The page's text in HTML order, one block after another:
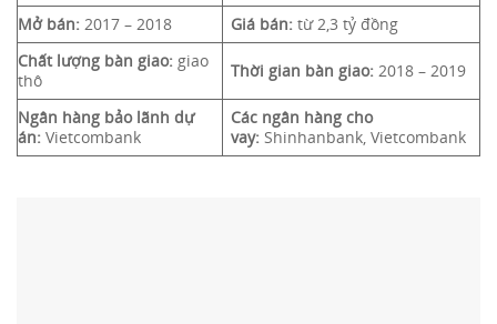
Mở bán: 2017 – 2018 Giá bán:từ 2,3 tỷ đồng
Chất lượng bàn giao: giao
thô
Thời gian bàn giao: 2018 – 2019
Ngân hàng bảo lãnh dự
án: Vietcombank
Các ngân hàng cho
vay: Shinhanbank, Vietcombank